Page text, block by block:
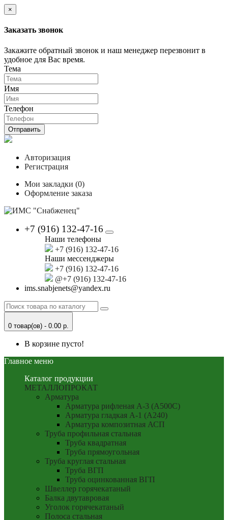
×
Заказать звонок
Закажите обратный звонок и наш менеджер перезвонит в
удобное для Вас время.
Тема
Имя
Телефон
Отправить
Авторизация
Регистрация
Мои закладки (0)
Оформление заказа
+7 (916) 132-47-16
Наши телефоны
+7 (916) 132-47-16
Наши мессенджеры
+7 (916) 132-47-16
@+7 (916) 132-47-16
ims.snabjenets@yandex.ru
0 товар(ов) - 0.00 р.
В корзине пусто!
Главное меню
Каталог продукции
МЕТАЛЛОПРОКАТ
Арматура
Арматура рифленая А-3 (А500С)
Арматура гладкая А-1 (А240)
Арматура композитная АСП
Труба профильная стальная
Труба квадратная
Труба прямоугольная
Труба круглая стальная
Труба ВГП
Труба оцинкованная ВГП
Швеллер горячекатаный
Балка двутавровая
Уголок горячекатаный
Полоса стальная